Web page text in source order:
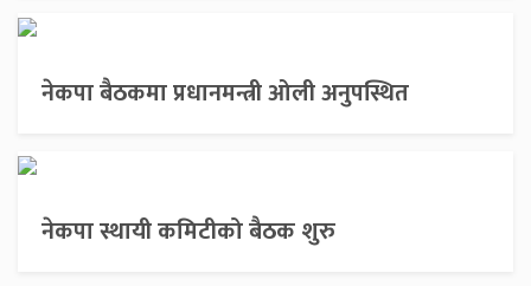
नेकपा बैठकमा प्रधानमन्त्री ओली अनुपस्थित
नेकपा स्थायी कमिटीको बैठक शुरु